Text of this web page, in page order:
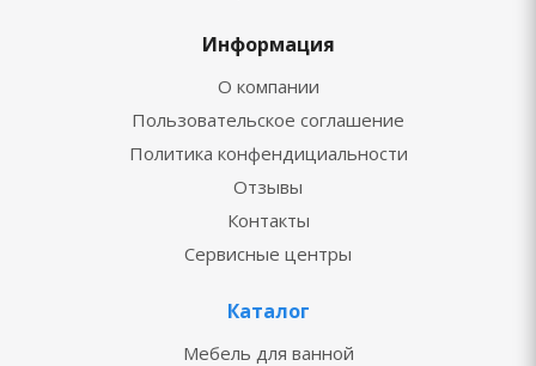
Информация
О компании
Пользовательское соглашение
Политика конфендициальности
Отзывы
Контакты
Сервисные центры
Каталог
Мебель для ванной